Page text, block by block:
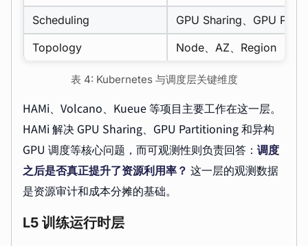
Scheduling
GPU Sharing、GPU
Topology
Node、AZ、Region
表 4: Kubernetes 与调度层关键维度
HAMi、Volcano、Kueue 等项目主要工作在这一层。
HAMi 解决 GPU Sharing、GPU Partitioning 和异构
GPU 调度等核心问题，而可观测性则负责回答： 调度
之后是否真正提升了资源利用率？ 这一层的观测数据
是资源审计和成本分摊的基础。
L5 训练运行时层